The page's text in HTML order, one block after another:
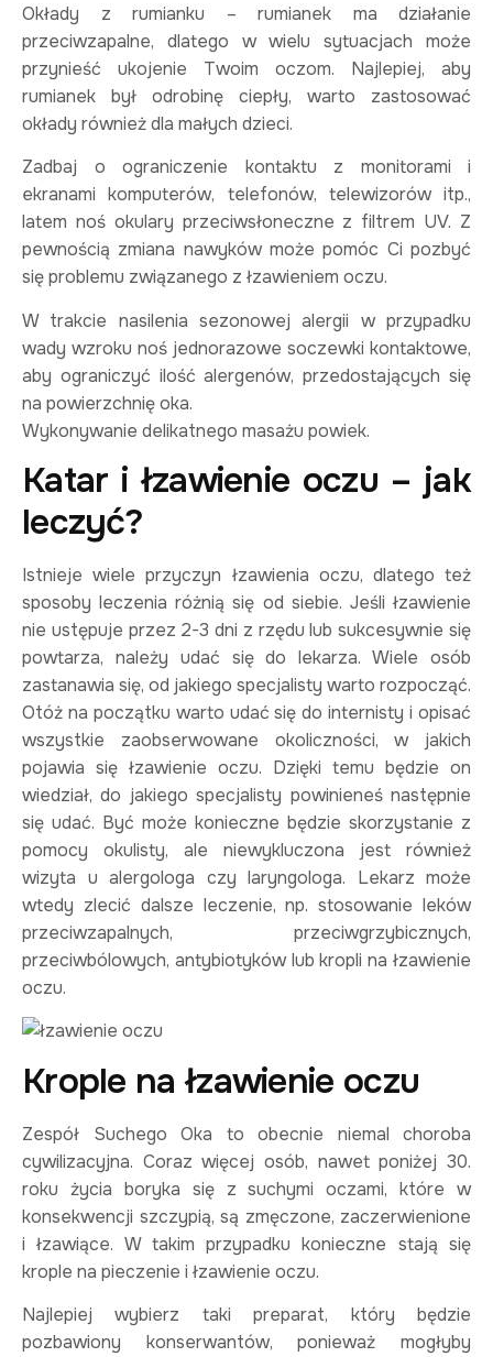
Okłady z rumianku – rumianek ma działanie
przeciwzapalne, dlatego w wielu sytuacjach może
przynieść ukojenie Twoim oczom. Najlepiej, aby
rumianek był odrobinę ciepły, warto zastosować
okłady również dla małych dzieci.
Zadbaj o ograniczenie kontaktu z monitorami i
ekranami komputerów, telefonów, telewizorów itp.,
latem noś okulary przeciwsłoneczne z filtrem UV. Z
pewnością zmiana nawyków może pomóc Ci pozbyć
się problemu związanego z łzawieniem oczu.
W trakcie nasilenia sezonowej alergii w przypadku
wady wzroku noś jednorazowe soczewki kontaktowe,
aby ograniczyć ilość alergenów, przedostających się
na powierzchnię oka.
Wykonywanie delikatnego masażu powiek.
Katar i łzawienie oczu – jak
leczyć?
Istnieje wiele przyczyn łzawienia oczu, dlatego też
sposoby leczenia różnią się od siebie. Jeśli łzawienie
nie ustępuje przez 2-3 dni z rzędu lub sukcesywnie się
powtarza, należy udać się do lekarza. Wiele osób
zastanawia się, od jakiego specjalisty warto rozpocząć.
Otóż na początku warto udać się do internisty i opisać
wszystkie zaobserwowane okoliczności, w jakich
pojawia się łzawienie oczu. Dzięki temu będzie on
wiedział, do jakiego specjalisty powinieneś następnie
się udać. Być może konieczne będzie skorzystanie z
pomocy okulisty, ale niewykluczona jest również
wizyta u alergologa czy laryngologa. Lekarz może
wtedy zlecić dalsze leczenie, np. stosowanie leków
przeciwzapalnych, przeciwgrzybicznych,
przeciwbólowych, antybiotyków lub kropli na łzawienie
oczu.
Krople na łzawienie oczu
Zespół Suchego Oka to obecnie niemal choroba
cywilizacyjna. Coraz więcej osób, nawet poniżej 30.
roku życia boryka się z suchymi oczami, które w
konsekwencji szczypią, są zmęczone, zaczerwienione
i łzawiące. W takim przypadku konieczne stają się
krople na pieczenie i łzawienie oczu.
Najlepiej wybierz taki preparat, który będzie
pozbawiony konserwantów, ponieważ mogłyby